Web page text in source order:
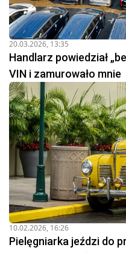
20.03.2026, 13:35
Handlarz powiedział
VIN i zamurowało mnie
10.02.2026, 16:26
Pielęgniarka jeździ do